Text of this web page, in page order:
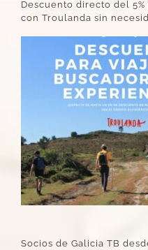
Descuento directo del
con Troulanda sin
Socios de Galicia TB